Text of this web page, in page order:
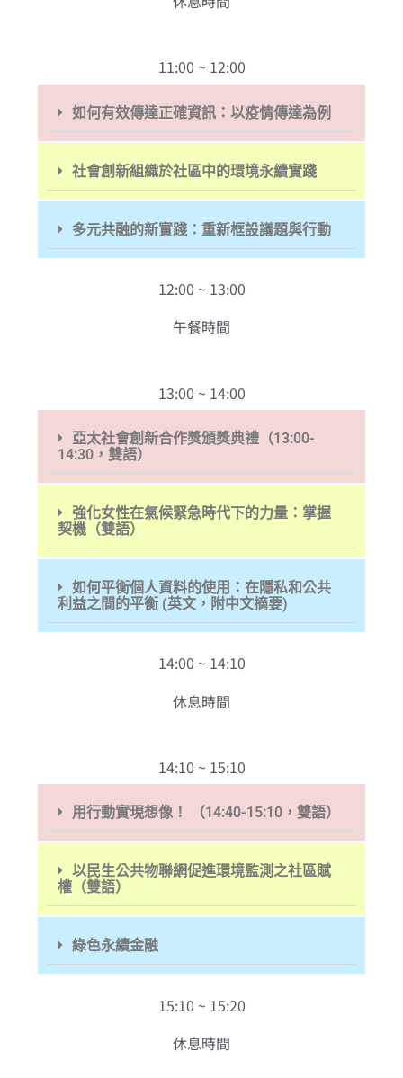
11:00 ~ 12:00
如何有效傳達正確資訊：以疫情傳達為例
社會創新組織於社區中的環境永續實踐
多元共融的新實踐：重新框設議題與行動
12:00 ~ 13:00
午餐時間
13:00 ~ 14:00
亞太社會創新合作獎頒獎典禮（13:00-
14:30，雙語）
強化女性在氣候緊急時代下的力量：掌握
契機（雙語）
如何平衡個人資料的使用：在隱私和公共
利益之間的平衡 (英文，附中文摘要)
14:00 ~ 14:10
休息時間
14:10 ~ 15:10
用行動實現想像！ （14:40-15:10，雙語）
以民生公共物聯網促進環境監測之社區賦
權（雙語）
綠色永續金融
15:10 ~ 15:20
休息時間